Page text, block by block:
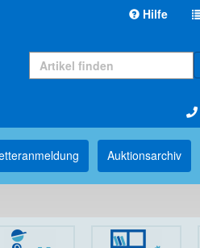
Hilfe
Auktions­archiv